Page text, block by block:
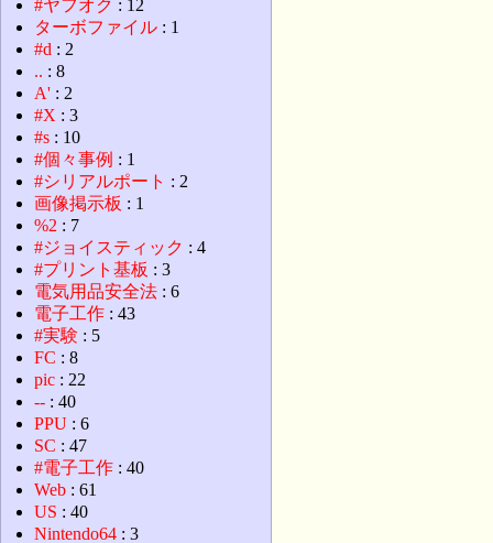
#ヤフオク : 12
ターボファイル : 1
#d : 2
.. : 8
A' : 2
#X : 3
#s : 10
#個々事例 : 1
#シリアルポート : 2
画像掲示板 : 1
%2 : 7
#ジョイスティック : 4
#プリント基板 : 3
電気用品安全法 : 6
電子工作 : 43
#実験 : 5
FC : 8
pic : 22
-- : 40
PPU : 6
SC : 47
#電子工作 : 40
Web : 61
US : 40
Nintendo64 : 3